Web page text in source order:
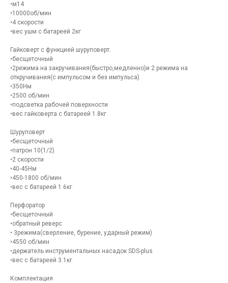
•м14
•10000об/мин
•4 скорости
•вес ушм с батареей 2кг
Гайковерт с функцией шуруповерт.
•бесщеточный
•2режима на закручивания(быстро,медленно)и 2 режима на
откручивания(с импульсом и без импульса)
•350Нм
•2500 об/мин
•подсветка рабочей поверхности
•вес гайковерта с батареей 1.8кг
Шуруповерт
•бесщеточный
•патрон 10(1/2)
•2 скорости
•40-45Нм
•450-1800 об/мин
•вес с батареей 1.6кг
Перфоратор
•бесщеточный
•обратный реверс
• 3режима(сверление, бурение, ударный режим)
•4550 об/мин
•держатель инструментальных насадок SDS-plus
•вес с батареей 3.1кг
Комплектация